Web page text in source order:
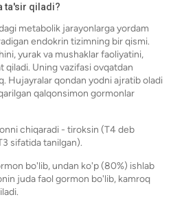
ta'sir qiladi?
metabolik jarayonlarga yordam
endokrin tizimning bir qismi.
yurak va mushaklar faoliyatini,
qiladi. Uning vazifasi ovqatdan
Hujayralar qondan yodni ajratib oladi
qalqonsimon gormonlar
chiqaradi - tiroksin (T4 deb
sifatida tanilgan).
bo'lib, undan ko'p (80%) ishlab
juda faol gormon bo'lib, kamroq